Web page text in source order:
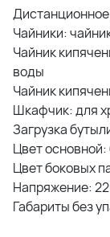
Чайники:
Чайник
воды
Чайник
Шкафчик: для
Загрузка
Цвет
Цвет боковых
Напряжение:
Габариты без